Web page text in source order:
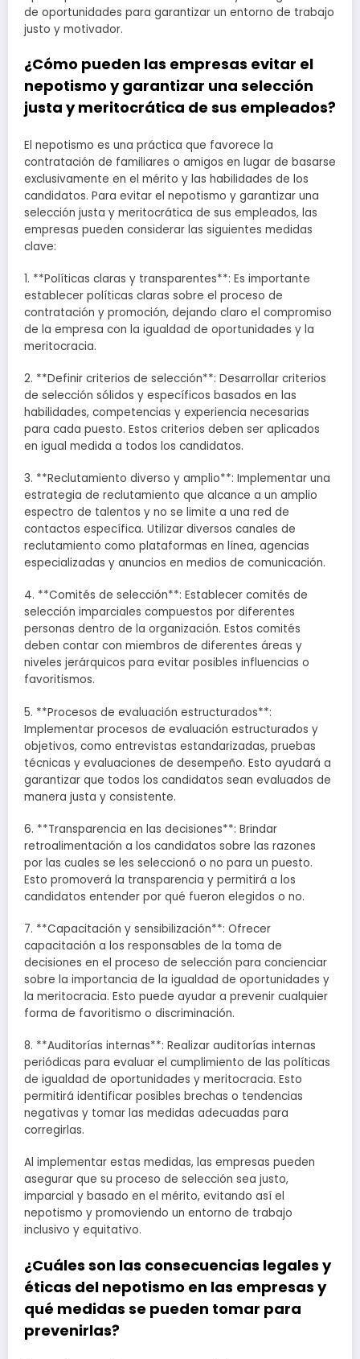
de oportunidades para garantizar un entorno de trabajo
justo y motivador.
¿Cómo pueden las empresas evitar el
nepotismo y garantizar una selección
justa y meritocrática de sus empleados?
El nepotismo es una práctica que favorece la
contratación de familiares o amigos en lugar de basarse
exclusivamente en el mérito y las habilidades de los
candidatos. Para evitar el nepotismo y garantizar una
selección justa y meritocrática de sus empleados, las
empresas pueden considerar las siguientes medidas
clave:
1. **Políticas claras y transparentes**: Es importante
establecer políticas claras sobre el proceso de
contratación y promoción, dejando claro el compromiso
de la empresa con la igualdad de oportunidades y la
meritocracia.
2. **Definir criterios de selección**: Desarrollar criterios
de selección sólidos y específicos basados ​​en las
habilidades, competencias y experiencia necesarias
para cada puesto. Estos criterios deben ser aplicados
en igual medida a todos los candidatos.
3. **Reclutamiento diverso y amplio**: Implementar una
estrategia de reclutamiento que alcance a un amplio
espectro de talentos y no se limite a una red de
contactos específica. Utilizar diversos canales de
reclutamiento como plataformas en línea, agencias
especializadas y anuncios en medios de comunicación.
4. **Comités de selección**: Establecer comités de
selección imparciales compuestos por diferentes
personas dentro de la organización. Estos comités
deben contar con miembros de diferentes áreas y
niveles jerárquicos para evitar posibles influencias o
favoritismos.
5. **Procesos de evaluación estructurados**:
Implementar procesos de evaluación estructurados y
objetivos, como entrevistas estandarizadas, pruebas
técnicas y evaluaciones de desempeño. Esto ayudará a
garantizar que todos los candidatos sean evaluados de
manera justa y consistente.
6. **Transparencia en las decisiones**: Brindar
retroalimentación a los candidatos sobre las razones
por las cuales se les seleccionó o no para un puesto.
Esto promoverá la transparencia y permitirá a los
candidatos entender por qué fueron elegidos o no.
7. **Capacitación y sensibilización**: Ofrecer
capacitación a los responsables de la toma de
decisiones en el proceso de selección para concienciar
sobre la importancia de la igualdad de oportunidades y
la meritocracia. Esto puede ayudar a prevenir cualquier
forma de favoritismo o discriminación.
8. **Auditorías internas**: Realizar auditorías internas
periódicas para evaluar el cumplimiento de las políticas
de igualdad de oportunidades y meritocracia. Esto
permitirá identificar posibles brechas o tendencias
negativas y tomar las medidas adecuadas para
corregirlas.
Al implementar estas medidas, las empresas pueden
asegurar que su proceso de selección sea justo,
imparcial y basado en el mérito, evitando así el
nepotismo y promoviendo un entorno de trabajo
inclusivo y equitativo.
¿Cuáles son las consecuencias legales y
éticas del nepotismo en las empresas y
qué medidas se pueden tomar para
prevenirlas?